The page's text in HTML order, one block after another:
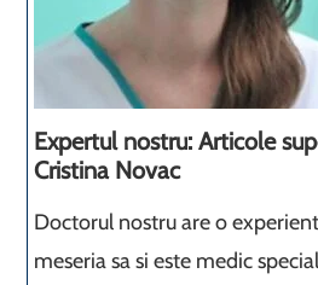
Expertul nostru: Articole
Cristina Novac
Doctorul nostru are o
meseria sa si este medic